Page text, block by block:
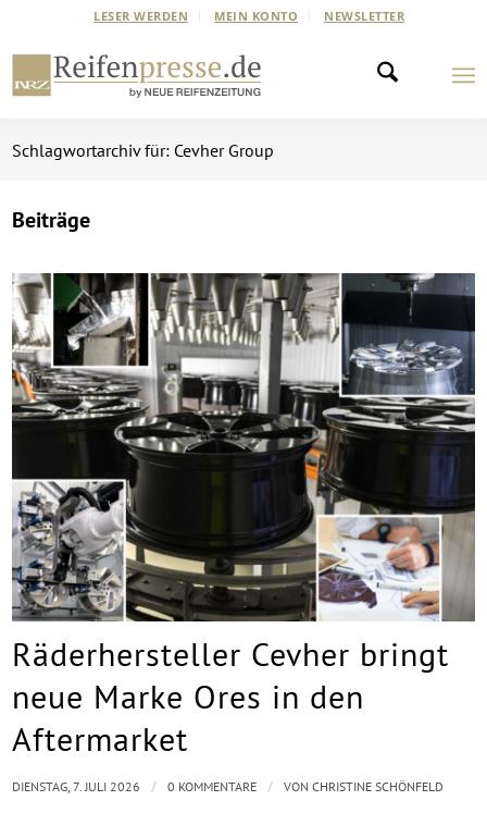
LESER WERDEN MEIN KONTO NEWSLETTER
Schlagwortarchiv für: Cevher Group
Beiträge
Räderhersteller Cevher bringt
neue Marke Ores in den
Aftermarket
DIENSTAG, 7. JULI 2026 / 0 KOMMENTARE / VONCHRISTINE SCHÖNFELD